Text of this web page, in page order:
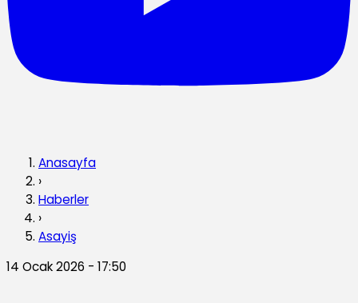
Anasayfa
›
Haberler
›
Asayiş
14 Ocak 2026 - 17:50